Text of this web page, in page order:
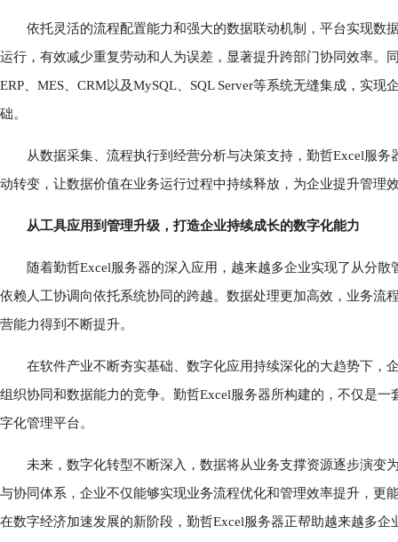
依托灵活的流程配置能力和强大的数据联动机制，平台实现数
运行，有效减少重复劳动和人为误差，显著提升跨部门协同效率。
ERP、MES、CRM以及MySQL、SQL Server等系统无缝集成，实
础。
从数据采集、流程执行到经营分析与决策支持，勤哲Excel服务
动转变，让数据价值在业务运行过程中持续释放，为企业提升管理
从工具应用到管理升级，打造企业持续成长的数字化能力
随着勤哲Excel服务器的深入应用，越来越多企业实现了从分散
依赖人工协调向依托系统协同的跨越。数据处理更加高效，业务流
营能力得到不断提升。
在软件产业不断夯实基础、数字化应用持续深化的大趋势下，
组织协同和数据能力的竞争。勤哲Excel服务器所构建的，不仅是
字化管理平台。
未来，数字化转型不断深入，数据将从业务支撑资源逐步演变
与协同体系，企业不仅能够实现业务流程优化和管理效率提升，更
在数字经济加速发展的新阶段，勤哲Excel服务器正帮助越来越多